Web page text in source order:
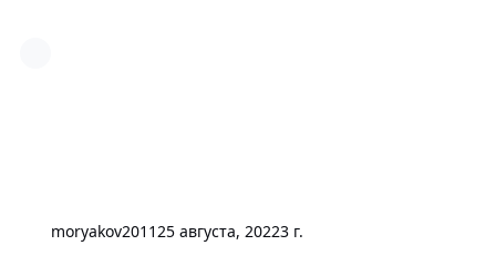
moryakov2011 25 августа, 20223 г.